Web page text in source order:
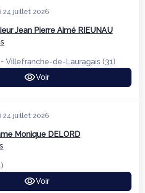
24 juillet 2026
Jean Pierre Aimé RIEUNAU
-Villefranche-de-Lauragais (31)
Voir
24 juillet 2026
Monique DELORD
Voir